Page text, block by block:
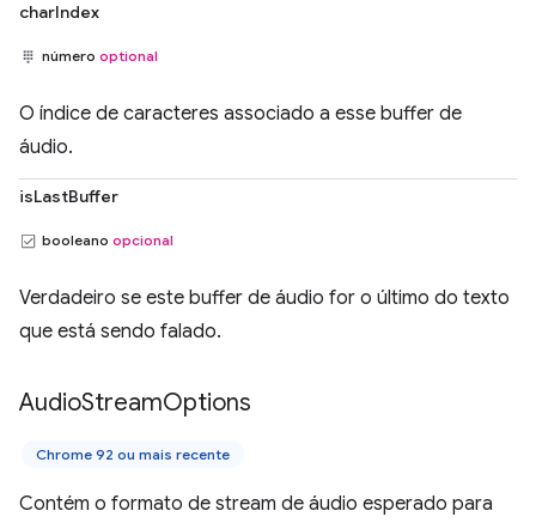
charIndex
número optional
O índice de caracteres associado a esse buffer de
áudio.
isLastBuffer
booleano opcional
Verdadeiro se este buffer de áudio for o último do texto
que está sendo falado.
AudioStreamOptions
Chrome 92 ou mais recente
Contém o formato de stream de áudio esperado para